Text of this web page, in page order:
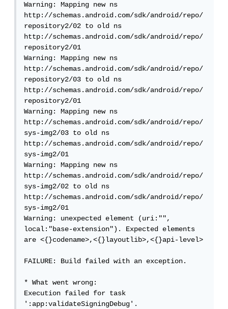
Warning: Mapping new ns
http://schemas.android.com/sdk/android/repo/
repository2/02 to old ns
http://schemas.android.com/sdk/android/repo/
repository2/01
Warning: Mapping new ns
http://schemas.android.com/sdk/android/repo/
repository2/03 to old ns
http://schemas.android.com/sdk/android/repo/
repository2/01
Warning: Mapping new ns
http://schemas.android.com/sdk/android/repo/
sys-img2/03 to old ns
http://schemas.android.com/sdk/android/repo/
sys-img2/01
Warning: Mapping new ns
http://schemas.android.com/sdk/android/repo/
sys-img2/02 to old ns
http://schemas.android.com/sdk/android/repo/
sys-img2/01
Warning: unexpected element (uri:"",
local:"base-extension"). Expected elements
are <{}codename>,<{}layoutlib>,<{}api-level>
FAILURE: Build failed with an exception.
* What went wrong:
Execution failed for task
':app:validateSigningDebug'.